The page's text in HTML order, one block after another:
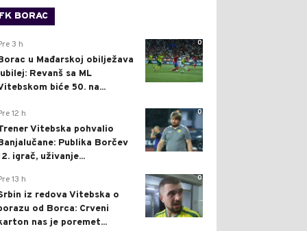
FK BORAC
0
3 h
u Mađarskoj obilježava
Revanš sa ML
biće 50. na...
0
12 h
Vitebska pohvalio
Publika Borčev
igrač, uživanje...
0
13 h
iz redova Vitebska o
od Borca: Crveni
nas je poremet...